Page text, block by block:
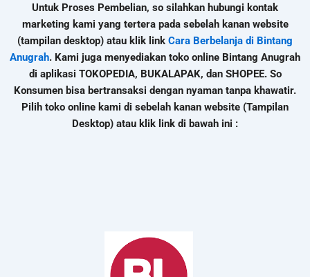
Untuk Proses Pembelian, so silahkan hubungi kontak
marketing kami yang tertera pada sebelah kanan website
(tampilan desktop) atau klik link Cara Berbelanja di Bintang
Anugrah. Kami juga menyediakan toko online Bintang Anugrah
di aplikasi TOKOPEDIA, BUKALAPAK, dan SHOPEE. So
Konsumen bisa bertransaksi dengan nyaman tanpa khawatir.
Pilih toko online kami di sebelah kanan website (Tampilan
Desktop) atau klik link di bawah ini :